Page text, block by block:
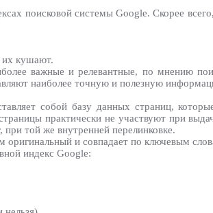
поисковой системы Google. Скорее
их кушают.
важные и релевантные, по мнению
наиболее точную и полезную
собой базу данных страниц,
практически не участвуют при
той же внутренней перелинковке.
и совпадает по ключевым
индекс Google: